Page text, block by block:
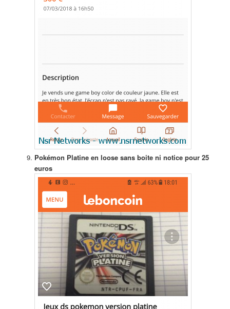
Pokémon Platine en loose sans boite ni notice pour 25
euros